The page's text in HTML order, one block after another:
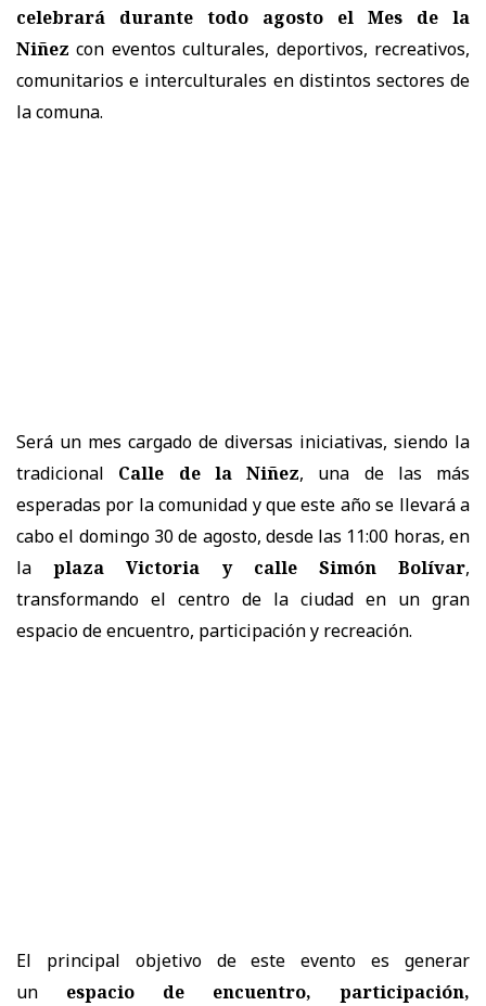
celebrará durante todo agosto el Mes de la
Niñez con eventos culturales, deportivos, recreativos,
comunitarios e interculturales en distintos sectores de
la comuna.
Será un mes cargado de diversas iniciativas, siendo la
tradicional
Calle de la Niñez, una de las más
esperadas por la comunidad y que este año se llevará a
cabo el domingo 30 de agosto, desde las 11:00 horas, en
la
plaza Victoria y calle Simón Bolívar,
transformando el centro de la ciudad en un gran
espacio de encuentro, participación y recreación.
El principal objetivo de este evento es generar
un
espacio de encuentro, participación,